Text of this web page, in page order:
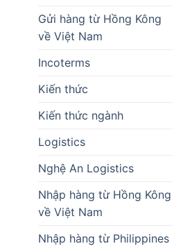
Gửi hàng từ Hồng Kông
về Việt Nam
Incoterms
Kiến thức
Kiến thức ngành
Logistics
Nghệ An Logistics
Nhập hàng từ Hồng Kông
về Việt Nam
Nhập hàng từ Philippines